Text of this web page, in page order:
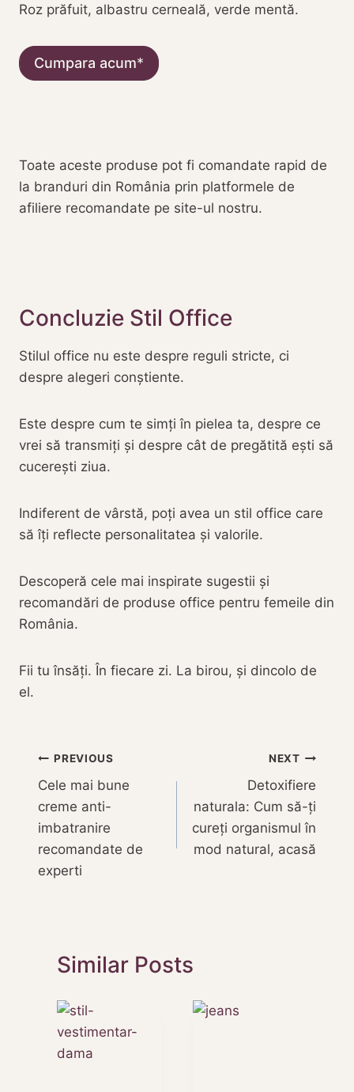
Roz prăfuit, albastru cerneală, verde mentă.
Cumpara acum
Toate aceste produse pot fi comandate rapid de
la branduri din România prin platformele de
afiliere recomandate pe site-ul nostru.
Concluzie Stil Office
Stilul office nu este despre reguli stricte, ci
despre alegeri conștiente.
Este despre cum te simți în pielea ta, despre ce
vrei să transmiți și despre cât de pregătită ești să
cucerești ziua.
Indiferent de vârstă, poți avea un stil office care
să îți reflecte personalitatea și valorile.
Descoperă cele mai inspirate sugestii și
recomandări de produse office pentru femeile din
România.
Fii tu însăți. În fiecare zi. La birou, și dincolo de
el.
Navigare
în
articole
PREVIOUS
Cele mai bune
creme anti-
imbatranire
recomandate de
experti
NEXT
Detoxifiere
naturala: Cum să-ți
cureți organismul în
mod natural, acasă
Similar Posts